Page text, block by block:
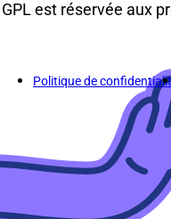
est réservée aux
Politique de